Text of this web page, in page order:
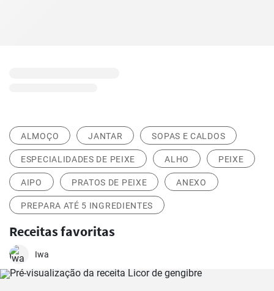
ALMOÇO JANTAR SOPAS E CALDOS
ESPECIALIDADES DE PEIXE ALHO PEIXE
AIPO PRATOS DE PEIXE ANEXO
PREPARA ATÉ 5 INGREDIENTES
Receitas favoritas
Iwa